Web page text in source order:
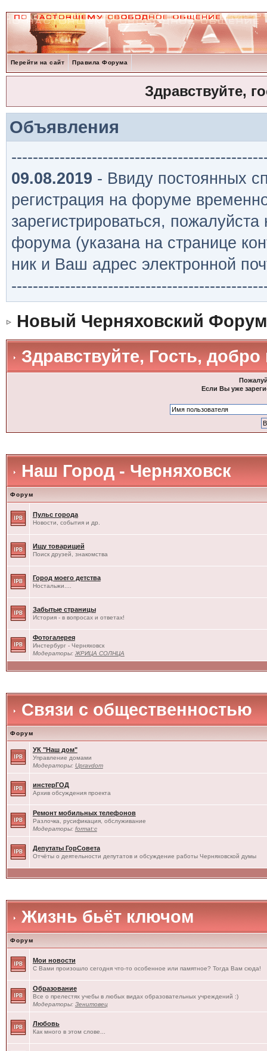
Перейти на сайт Правила Форума
Здравствуйте,
Объявления
09.08.2019 - Ввиду постоянных
регистрация на форуме
зарегистрироваться,
форума (указана на странице
ник и Ваш адрес электронной
Новый Черняховский Форум
Здравствуйте, Гость,
Если Вы уже
Наш Город - Черняховск
Форум
Пульс города
Новости, события и др.
Ищу товарищей
Поиск друзей, знакомства
Город моего детства
Ностальжи....
Забытые страницы
История - в вопросах и ответах!
Фотогалерея
Инстербург - Черняховск
Модераторы: ЖРИЦА СОЛНЦА
Связи с общественностью
Форум
УК "Наш дом"
Управление домами
Модераторы: Upravdom
инстерГОД
Архив обсуждения проекта
Ремонт мобильных телефонов
Разлочка, русификация, обслуживание
Модераторы: format:c
Депутаты ГорСовета
Отчёты о деятельности депутатов и обсуждение работы Черняховской думы
Жизнь бьёт ключом
Форум
Мои новости
С Вами произошло сегодня что-то особенное или памятное? Тогда Вам сюда!
Образование
Все о прелестях учебы в любых видах образовательных учреждений :)
Модераторы: Зенитовец
Любовь
Как много в этом слове...